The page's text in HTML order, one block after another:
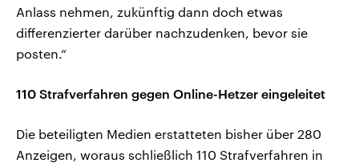
Anlass nehmen, zukünftig dann doch etwas
differenzierter darüber nachzudenken, bevor sie
posten.“
110 Strafverfahren gegen Online-Hetzer eingeleitet
Die beteiligten Medien erstatteten bisher über 280
Anzeigen, woraus schließlich 110 Strafverfahren in